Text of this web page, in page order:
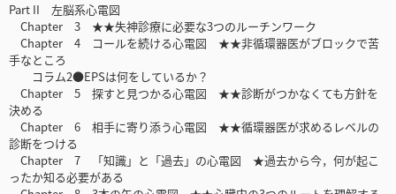
Part II 左脳系心電図
Chapter 3 ★★失神診療に必要な3つのルーチンワーク
Chapter 4 コールを続ける心電図 ★★非循環器医がブロックで苦
手なところ
コラム2●EPSは何をしているか？
Chapter 5 探すと見つかる心電図 ★★診断がつかなくても方針を
決める
Chapter 6 相手に寄り添う心電図 ★★循環器医が求めるレベルの
診断をつける
Chapter 7 「知識」と「過去」の心電図 ★過去から今，何が起こ
ったか知る必要がある